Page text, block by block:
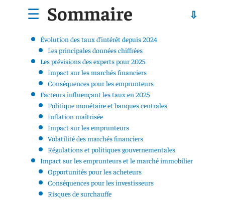
Sommaire
Évolution des taux d’intérêt depuis 2024
Les principales données chiffrées
Les prévisions des experts pour 2025
Impact sur les marchés financiers
Conséquences pour les emprunteurs
Facteurs influençant les taux en 2025
Politique monétaire et banques centrales
Inflation maîtrisée
Impact sur les emprunteurs
Volatilité des marchés financiers
Régulations et politiques gouvernementales
Impact sur les emprunteurs et le marché immobilier
Opportunités pour les acheteurs
Conséquences pour les investisseurs
Risques de surchauffe